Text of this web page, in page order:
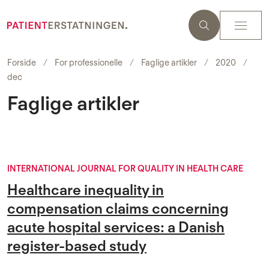
Forside For professionelle Faglige artikler
2020
dec
Faglige artikler
INTERNATIONAL JOURNAL FOR QUALITY IN HEALTH CARE
Healthcare inequality in
compensation claims concerning
acute hospital services: a Danish
register-based study